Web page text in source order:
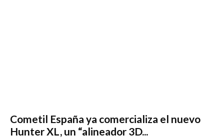
Cometil España ya comercializa el nuevo
Hunter XL, un “alineador 3D...